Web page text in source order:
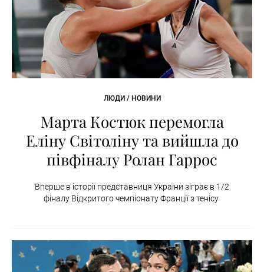
ЛЮДИ / НОВИНИ
Марта Костюк перемогла
Еліну Світоліну та вийшла до
півфіналу Ролан Гаррос
Вперше в історії представниця України зіграє в 1/2
фіналу Відкритого чемпіонату Франції з тенісу